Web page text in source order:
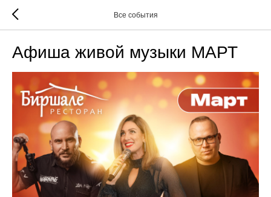
Все события
Афиша живой музыки МАРТ